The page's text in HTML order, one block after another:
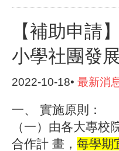
【補助申請
小學社團發
2022-10-18• 最新消
一、 實施原則：
（一）由各大專
合作計 畫， 每學期